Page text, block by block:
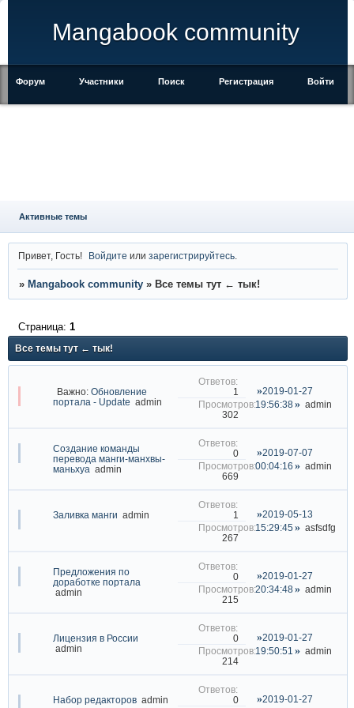
Mangabook community
Форум Участники Поиск Регистрация Войти
Активные темы
Привет, Гость! Войдите илизарегистрируйтесь
» Mangabook community » Все темы тут ← тык!
Все темы тут ← тык!
Страница: 1
Важно: Обновление
портала - Update admin
1
302
2019-01-27
19:56:38
admin
Создание команды
перевода манги-манхвы-
маньхуа admin
0
669
2019-07-07
00:04:16
admin
Заливка манги admin 1
267
2019-05-13
15:29:45
asfsdfg
Предложения по
доработке портала
admin
0
215
2019-01-27
20:34:48
admin
Лицензия в России
admin
0
214
2019-01-27
19:50:51
admin
Набор редакторов admin 0
2019-01-27